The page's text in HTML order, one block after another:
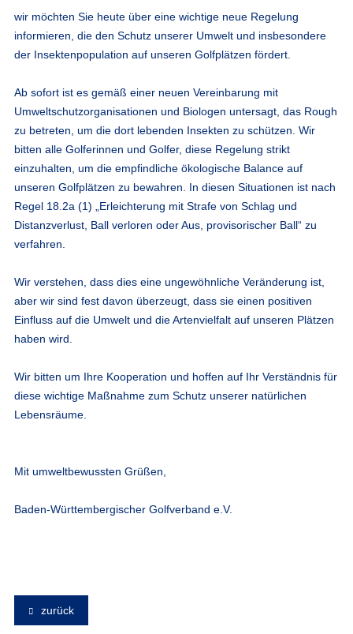
wir möchten Sie heute über eine wichtige neue Regelung
informieren, die den Schutz unserer Umwelt und insbesondere
der Insektenpopulation auf unseren Golfplätzen fördert.
Ab sofort ist es gemäß einer neuen Vereinbarung mit
Umweltschutzorganisationen und Biologen untersagt, das Rough
zu betreten, um die dort lebenden Insekten zu schützen. Wir
bitten alle Golferinnen und Golfer, diese Regelung strikt
einzuhalten, um die empfindliche ökologische Balance auf
unseren Golfplätzen zu bewahren. In diesen Situationen ist nach
Regel 18.2a (1) „Erleichterung mit Strafe von Schlag und
Distanzverlust, Ball verloren oder Aus, provisorischer Ball“ zu
verfahren.
Wir verstehen, dass dies eine ungewöhnliche Veränderung ist,
aber wir sind fest davon überzeugt, dass sie einen positiven
Einfluss auf die Umwelt und die Artenvielfalt auf unseren Plätzen
haben wird.
Wir bitten um Ihre Kooperation und hoffen auf Ihr Verständnis für
diese wichtige Maßnahme zum Schutz unserer natürlichen
Lebensräume.
Mit umweltbewussten Grüßen,
Baden-Württembergischer Golfverband e.V.
zurück